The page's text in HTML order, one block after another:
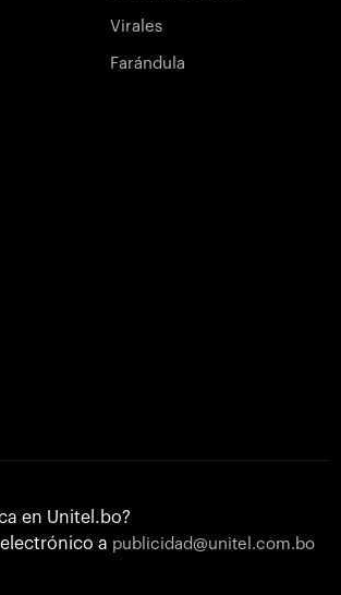
Virales
Farándula
en Unitel.bo?
a publicidad@unitel.com.bo